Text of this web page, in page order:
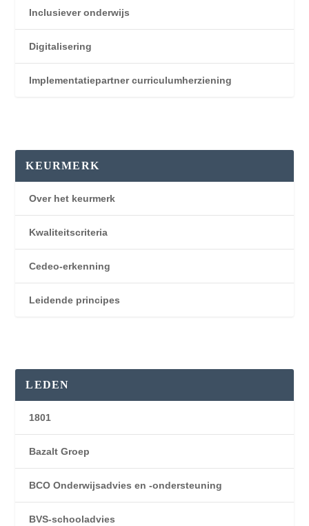
Inclusiever onderwijs
Digitalisering
Implementatiepartner curriculumherziening
KEURMERK
Over het keurmerk
Kwaliteitscriteria
Cedeo-erkenning
Leidende principes
LEDEN
1801
Bazalt Groep
BCO Onderwijsadvies en -ondersteuning
BVS-schooladvies